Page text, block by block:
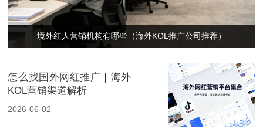
境外红人营销机构有哪些（海外KOL推广公司推荐）
怎么找国外网红推广｜海外
KOL营销渠道解析
2026-06-02